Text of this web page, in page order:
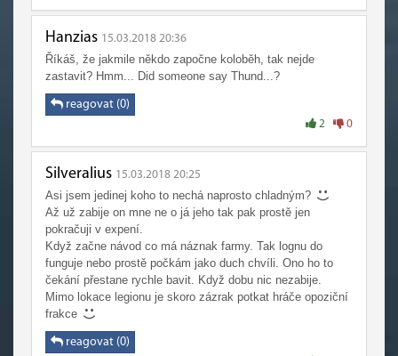
Hanzias 15.03.2018 20:36
Říkáš, že jakmile někdo započne koloběh, tak nejde
zastavit? Hmm... Did someone say Thund...?
reagovat (0)
2 0
Silveralius 15.03.2018 20:25
Asi jsem jedinej koho to nechá naprosto chladným?
Až už zabije on mne ne o já jeho tak pak prostě jen
pokračuji v expení.
Když začne návod co má náznak farmy. Tak lognu do
funguje nebo prostě počkám jako duch chvíli. Ono ho to
čekání přestane rychle bavit. Když dobu nic nezabije.
Mimo lokace legionu je skoro zázrak potkat hráče opoziční
frakce
reagovat (0)